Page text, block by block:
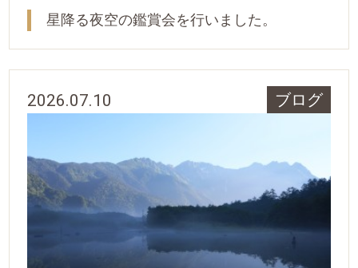
星降る夜空の鑑賞会を行いました。
2026.07.10 ブログ